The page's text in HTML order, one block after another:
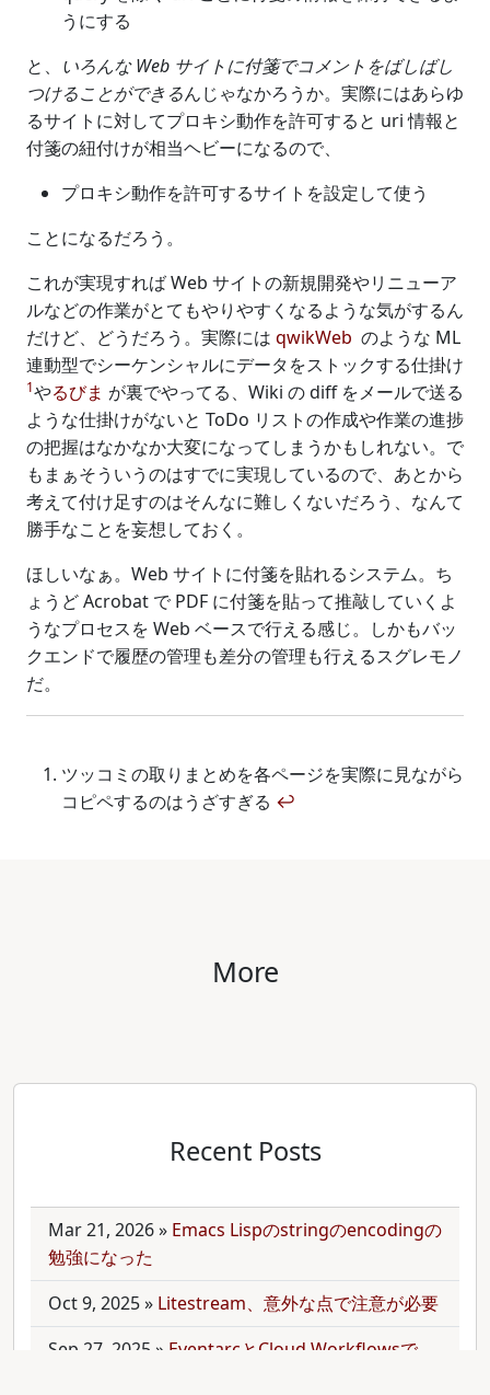
うにする
と、 いろんな Web サイトに付箋でコメントをばしばし
つけることができるんじゃなかろうか。実際にはあらゆ
るサイトに対してプロキシ動作を許可すると uri 情報と
付箋の紐付けが相当ヘビーになるので、
プロキシ動作を許可するサイトを設定して使う
ことになるだろう。
これが実現すれば Web サイトの新規開発やリニューア
ルなどの作業がとてもやりやすくなるような気がするん
だけど、どうだろう。実際には qwikWeb のような ML
連動型でシーケンシャルにデータをストックする仕掛け
1やるびま が裏でやってる、Wiki の diff をメールで送る
ような仕掛けがないと ToDo リストの作成や作業の進捗
の把握はなかなか大変になってしまうかもしれない。で
もまぁそういうのはすでに実現しているので、あとから
考えて付け足すのはそんなに難しくないだろう、なんて
勝手なことを妄想しておく。
ほしいなぁ。Web サイトに付箋を貼れるシステム。ち
ょうど Acrobat で PDF に付箋を貼って推敲していくよ
うなプロセスを Web ベースで行える感じ。しかもバッ
クエンドで履歴の管理も差分の管理も行えるスグレモノ
だ。
ツッコミの取りまとめを各ページを実際に見ながら
コピペするのはうざすぎる ↩
More
Recent Posts
Mar 21, 2026» Emacs Lispのstringのencodingの
勉強になった
Oct 9, 2025» Litestream、意外な点で注意が必要
Sep 27, 2025 » EventarcとCloud Workflowsで